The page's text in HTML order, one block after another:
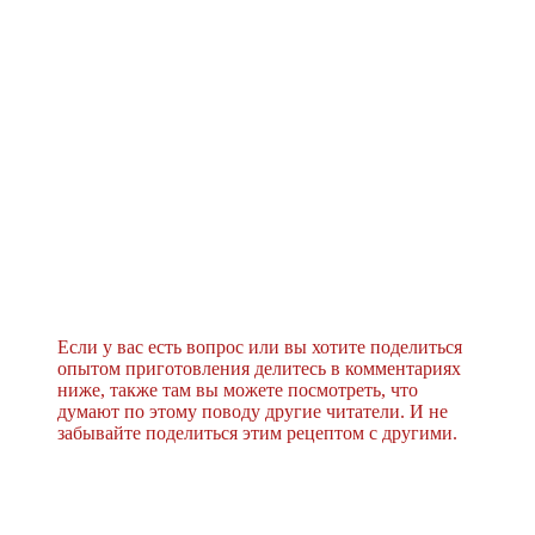
Если у вас есть вопрос или вы хотите поделиться
опытом приготовления делитесь в комментариях
ниже, также там вы можете посмотреть, что
думают по этому поводу другие читатели. И не
забывайте поделиться этим рецептом с другими.